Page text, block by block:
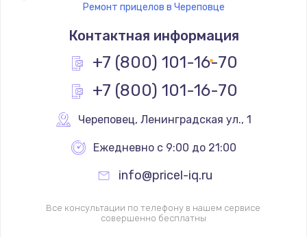
Ремонт прицелов в Череповце
Контактная информация
+7 (800) 101-16-70
+7 (800) 101-16-70
Череповец, Ленинградская ул., 1
Ежедневно с 9:00 до 21:00
info@pricel-iq.ru
Все консультации по телефону в нашем сервисе
совершенно бесплатны